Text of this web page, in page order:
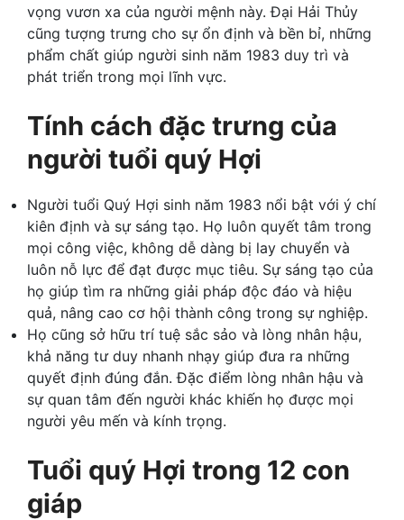
vọng vươn xa của người mệnh này. Đại Hải Thủy
cũng tượng trưng cho sự ổn định và bền bỉ, những
phẩm chất giúp người sinh năm 1983 duy trì và
phát triển trong mọi lĩnh vực.
Tính cách đặc trưng của
người tuổi quý Hợi
Người tuổi Quý Hợi sinh năm 1983 nổi bật với ý chí
kiên định và sự sáng tạo. Họ luôn quyết tâm trong
mọi công việc, không dễ dàng bị lay chuyển và
luôn nỗ lực để đạt được mục tiêu. Sự sáng tạo của
họ giúp tìm ra những giải pháp độc đáo và hiệu
quả, nâng cao cơ hội thành công trong sự nghiệp.
Họ cũng sở hữu trí tuệ sắc sảo và lòng nhân hậu,
khả năng tư duy nhanh nhạy giúp đưa ra những
quyết định đúng đắn. Đặc điểm lòng nhân hậu và
sự quan tâm đến người khác khiến họ được mọi
người yêu mến và kính trọng.
Tuổi quý Hợi trong 12 con
giáp